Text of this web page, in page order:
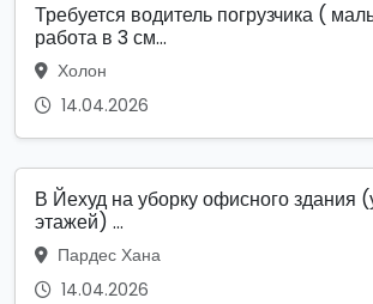
Требуется водитель погрузчика (
работа в 3 см...
Холон
14.04.2026
В Йехуд на уборку офисного здания
этажей) ...
Пардес Хана
14.04.2026